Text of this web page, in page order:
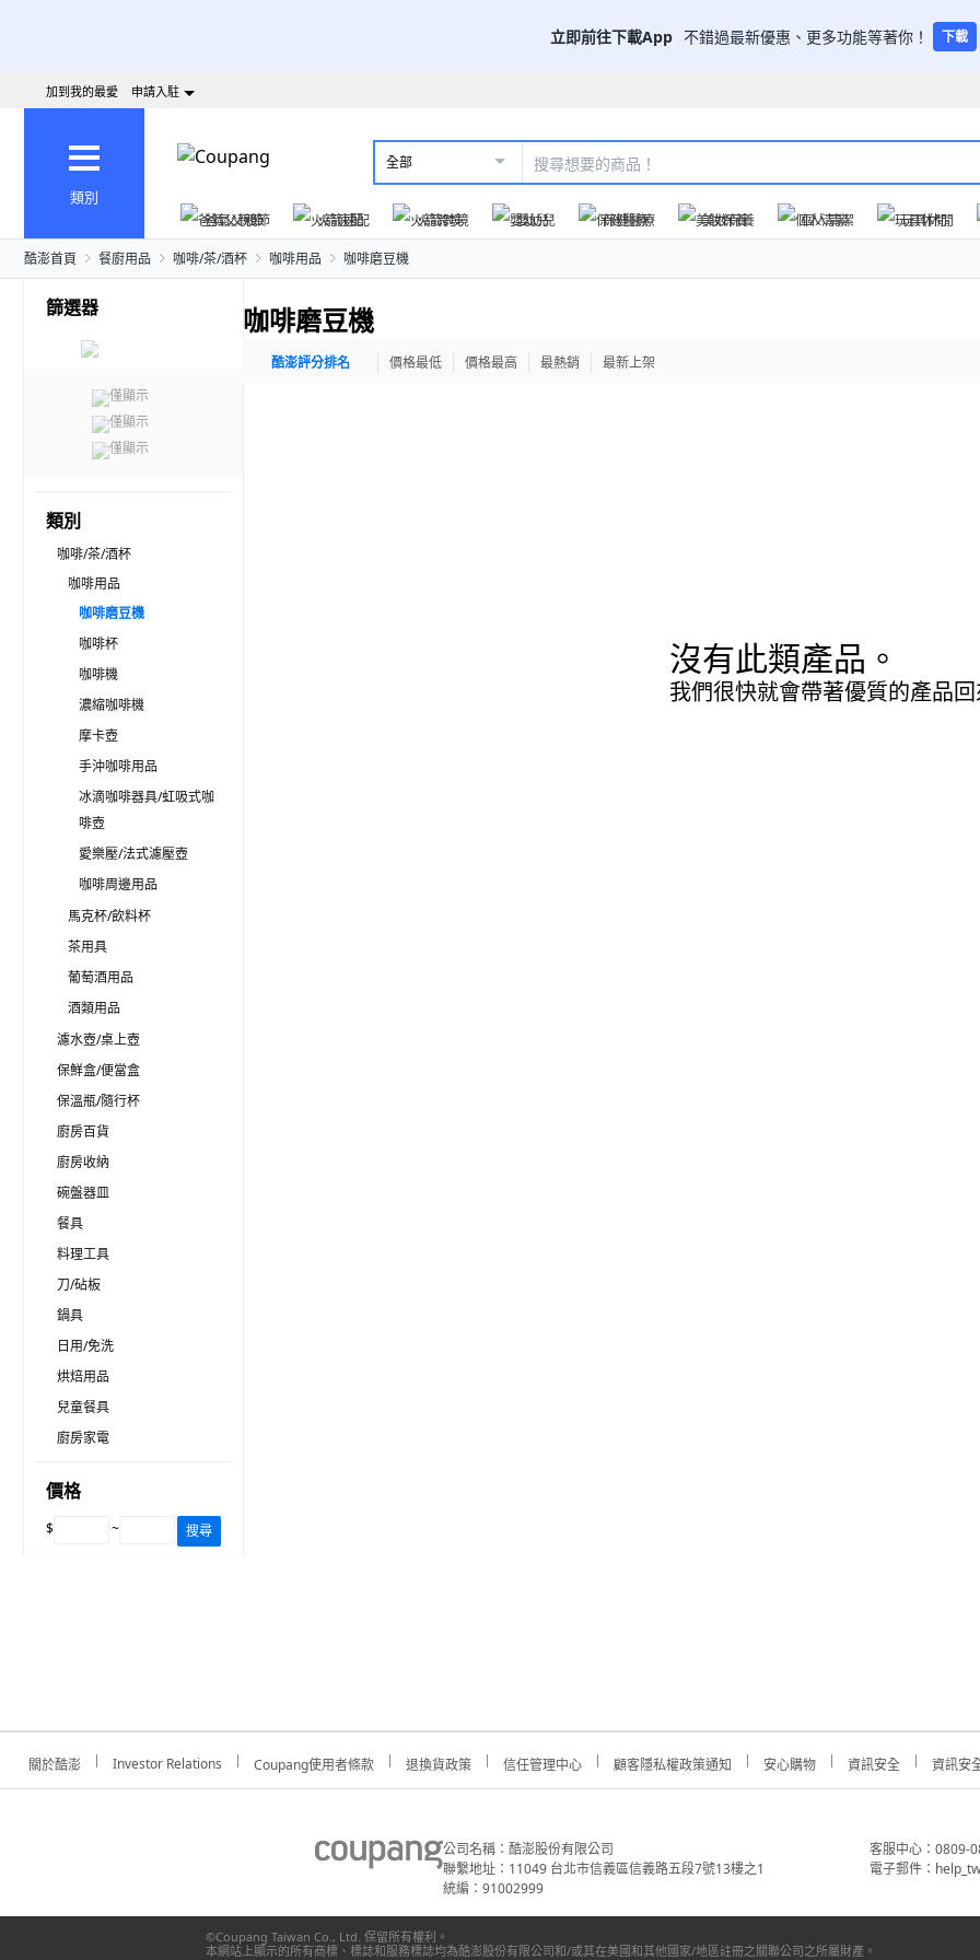
立即前往下載App 不錯過最新優惠、更多功能等著你！ 下載
加到我的最愛 申請入駐
類別
全部
爸氣父親節 火箭速配 火箭跨境 嬰幼兒 保健醫療 美妝保養 個人清潔 玩具休閒
酷澎首頁 餐廚用品 咖啡/茶/酒杯 咖啡用品 咖啡磨豆機
篩選器
僅顯示
僅顯示
僅顯示
類別
咖啡/茶/酒杯
咖啡用品
咖啡磨豆機
咖啡杯
咖啡機
濃縮咖啡機
摩卡壺
手沖咖啡用品
冰滴咖啡器具/虹吸式咖
啡壺
愛樂壓/法式濾壓壺
咖啡周邊用品
馬克杯/飲料杯
茶用具
葡萄酒用品
酒類用品
濾水壺/桌上壺
保鮮盒/便當盒
保溫瓶/隨行杯
廚房百貨
廚房收納
碗盤器皿
餐具
料理工具
刀/砧板
鍋具
日用/免洗
烘焙用品
兒童餐具
廚房家電
價格
$ ~ 搜尋
咖啡磨豆機
酷澎評分排名 價格最低 價格最高 最熱銷 最新上架
沒有此類產品。
我們很快就會帶著優質的產品
關於酷澎 Investor Relations Coupang使用者條款 退換貨政策 信任管理中心 顧客隱私權政策通知 安心購物 資訊安全 資訊安
公司名稱：酷澎股份有限公司
聯繫地址：11049 台北市信義區信義路五段7號13樓之1
統編：91002999
客服中心：0809-
電子郵件：
©Coupang Taiwan Co., Ltd. 保留所有權利。
本網站上顯示的所有商標、標誌和服務標誌均為酷澎股份有限公司和/或其在美國和其他國家/地區註冊之關聯公司之所屬財產。